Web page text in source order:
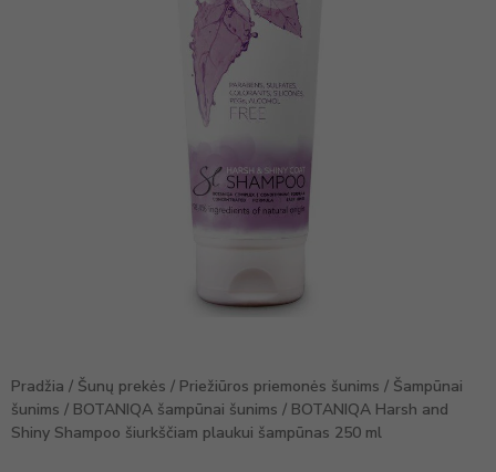
Pradžia / Šunų prekės / Priežiūros priemonės šunims / Šampūnai
šunims / BOTANIQA šampūnai šunims / BOTANIQA Harsh and
Shiny Shampoo šiurkščiam plaukui šampūnas 250 ml